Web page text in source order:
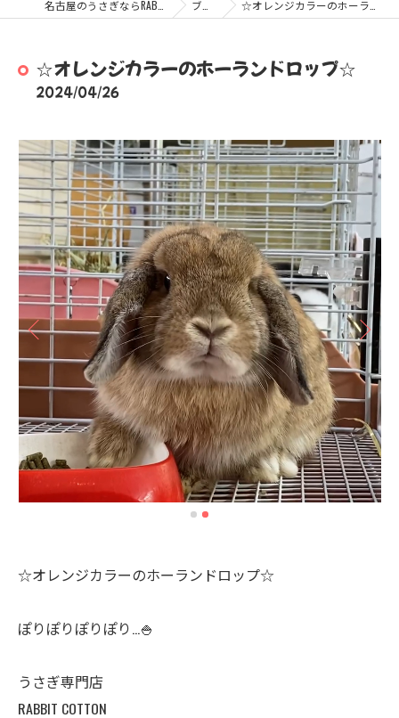
ブログ ☆オレンジカラーのホーランドロップ☆
☆オレンジカラーのホーランドロップ☆
2024/04/26
☆オレンジカラーのホーランドロップ☆
ぽりぽりぽりぽり…🍚
うさぎ専門店
RABBIT COTTON